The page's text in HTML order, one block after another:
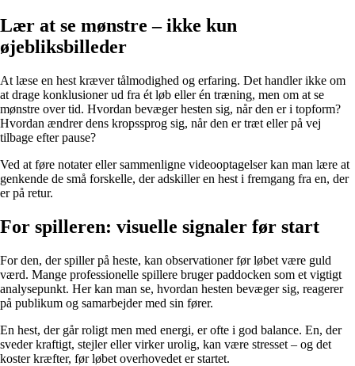
Lær at se mønstre – ikke kun
øjebliksbilleder
At læse en hest kræver tålmodighed og erfaring. Det handler ikke om
at drage konklusioner ud fra ét løb eller én træning, men om at se
mønstre over tid. Hvordan bevæger hesten sig, når den er i topform?
Hvordan ændrer dens kropssprog sig, når den er træt eller på vej
tilbage efter pause?
Ved at føre notater eller sammenligne videooptagelser kan man lære at
genkende de små forskelle, der adskiller en hest i fremgang fra en, der
er på retur.
For spilleren: visuelle signaler før start
For den, der spiller på heste, kan observationer før løbet være guld
værd. Mange professionelle spillere bruger paddocken som et vigtigt
analysepunkt. Her kan man se, hvordan hesten bevæger sig, reagerer
på publikum og samarbejder med sin fører.
En hest, der går roligt men med energi, er ofte i god balance. En, der
sveder kraftigt, stejler eller virker urolig, kan være stresset – og det
koster kræfter, før løbet overhovedet er startet.